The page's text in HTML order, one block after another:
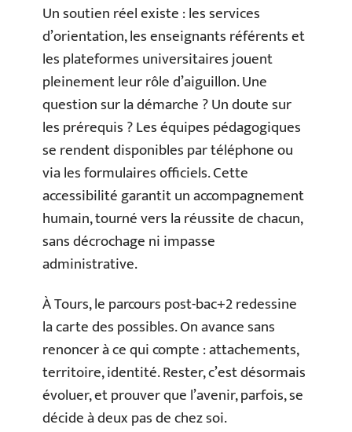
Un soutien réel existe : les services
d’orientation, les enseignants référents et
les plateformes universitaires jouent
pleinement leur rôle d’aiguillon. Une
question sur la démarche ? Un doute sur
les prérequis ? Les équipes pédagogiques
se rendent disponibles par téléphone ou
via les formulaires officiels. Cette
accessibilité garantit un accompagnement
humain, tourné vers la réussite de chacun,
sans décrochage ni impasse
administrative.
À Tours, le parcours post-bac+2 redessine
la carte des possibles. On avance sans
renoncer à ce qui compte : attachements,
territoire, identité. Rester, c’est désormais
évoluer, et prouver que l’avenir, parfois, se
décide à deux pas de chez soi.